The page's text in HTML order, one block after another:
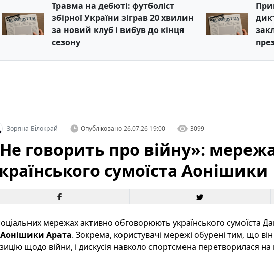
Травма на дебюті: футболіст
збірної України зіграв 20 хвилин
за новий клуб і вибув до кінця
сезону
Зоряна Білокрай Опубліковано26.07.26 19:00 3099
говорить про війну»:
сумоїста Аонішики
мережах активно обговорюють українського сумоїста
Аонішики Арата. Зокрема, користувачі мережі обурені тим, що
щодо війни, і дискусія навколо спортсмена перетворилася